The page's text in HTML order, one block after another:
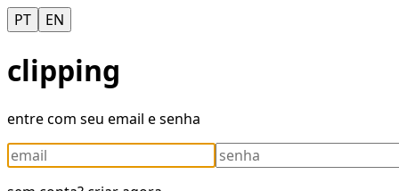
PT EN
clipping
entre com seu email e senha